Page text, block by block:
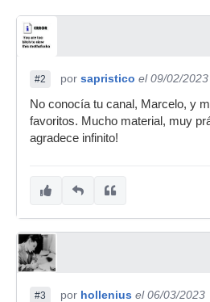
#2 por sapristico el 09/02/2023
No conocía tu canal, Marcelo, y
favoritos. Mucho material, muy
agradece infinito!
#3 por hollenius el 06/03/2023